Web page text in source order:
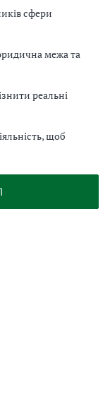
сфери
межа та
реальні
щоб